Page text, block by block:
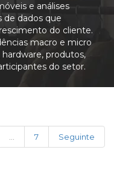
e análises
de dados que
do cliente.
macro e micro
produtos,
do setor.
7 Seguinte